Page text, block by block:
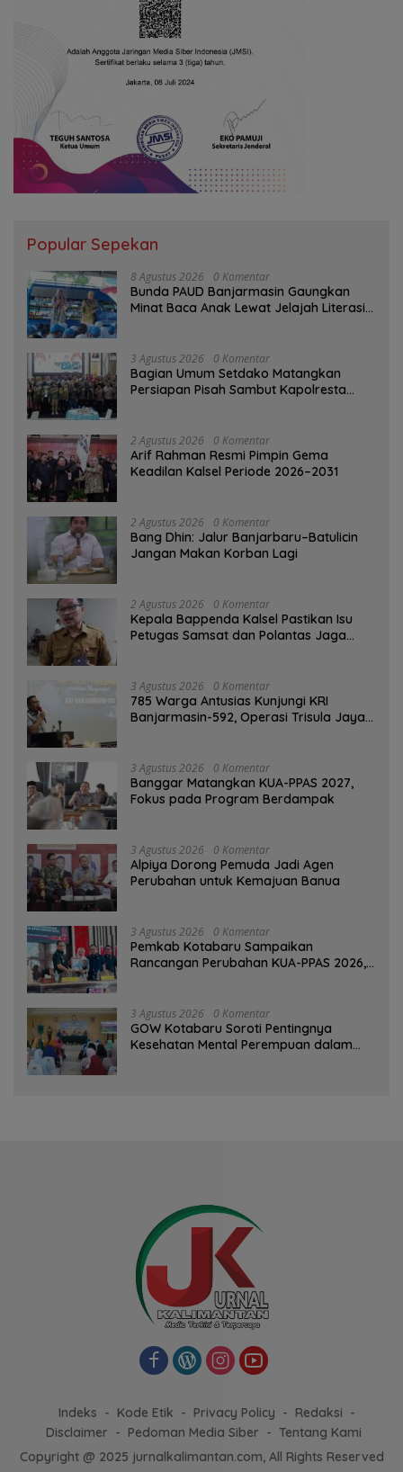
Popular Sepekan
8 Agustus 2026 0 Komentar
Bunda PAUD Banjarmasin Gaungkan
Minat Baca Anak Lewat Jelajah Literasi
3 Agustus 2026 0 Komentar
Bagian Umum Setdako Matangkan
Persiapan Pisah Sambut Kapolresta
2 Agustus 2026 0 Komentar
Arif Rahman Resmi Pimpin Gema
Keadilan Kalsel Periode 2026–2031
2 Agustus 2026 0 Komentar
Bang Dhin: Jalur Banjarbaru–Batulicin
Jangan Makan Korban Lagi
2 Agustus 2026 0 Komentar
Kepala Bappenda Kalsel Pastikan Isu
Petugas Samsat dan Polantas Jaga
3 Agustus 2026 0 Komentar
785 Warga Antusias Kunjungi KRI
Banjarmasin-592, Operasi Trisula Jaya
3 Agustus 2026 0 Komentar
‎Banggar Matangkan KUA-PPAS 2027,
Fokus pada Program Berdampak
3 Agustus 2026 0 Komentar
‎Alpiya Dorong Pemuda Jadi Agen
Perubahan untuk Kemajuan Banua ‎
3 Agustus 2026 0 Komentar
Pemkab Kotabaru Sampaikan
Rancangan Perubahan KUA-PPAS 2026,
3 Agustus 2026 0 Komentar
GOW Kotabaru Soroti Pentingnya
Kesehatan Mental Perempuan dalam
Indeks Kode Etik Privacy Policy
Redaksi
Disclaimer
Pedoman Media Siber
Tentang Kami
Copyright @ 2025 jurnalkalimantan.com, All Rights Reserved